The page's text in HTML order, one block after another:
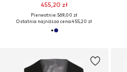
455,20 zł
Pierwotnie: 569,00 zł
Ostatnia najniższa cena:455,20 zł